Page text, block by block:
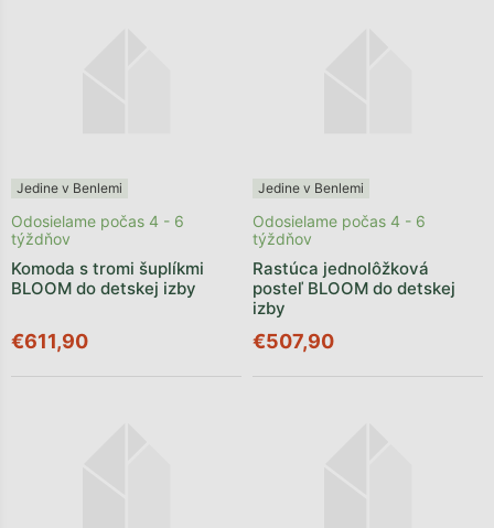
Jedine v Benlemi
Komoda s tromi šuplíkmi
BLOOM do detskej izby
Odosielame počas 4 - 6
týždňov
€611,90
Jedine v Benlemi
Rastúca jednolôžková
posteľ BLOOM do detskej
izby
Odosielame počas 4 - 6
týždňov
€507,90